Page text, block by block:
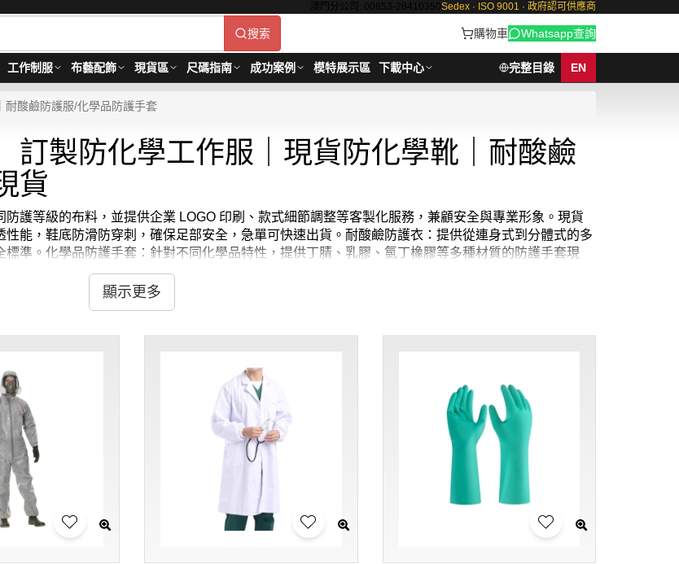
澳門分公司: 00853-28410350 Sedex · ISO 9001 · 政府認可供應商
搜索 購物車 Whatsapp查詢
工作制服 布藝配飾 現貨區 尺碼指南 成功案例 模特展示區 下載中心 完整目錄 EN
耐酸鹼防護服/化學品防護手套
訂製防化學工作服｜現貨防化學靴｜耐酸鹼
貨
護等級的布料，並提供企業 LOGO 印刷、款式細節調整等客製化服務，兼顧安全與專業形象。現貨
能，鞋底防滑防穿刺，確保足部安全，急單可快速出貨。耐酸鹼防護衣：提供從連身式到分體式的多
準。化學品防護手套：針對不同化學品特性，提供丁腈、乳膠、氯丁橡膠等多種材質的防護手套現
顯示更多